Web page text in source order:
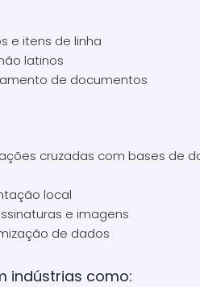
e itens de linha
latinos
de documentos
cruzadas com bases de
local
e imagens
de dados
indústrias como: